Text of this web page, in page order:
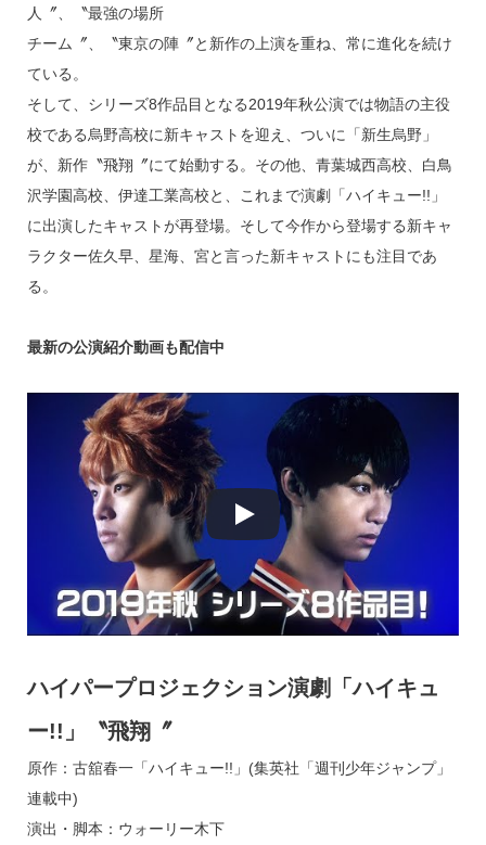
人〞、〝最強の場所
チーム〞、〝東京の陣〞と新作の上演を重ね、常に進化を続け
ている。
そして、シリーズ8作品目となる2019年秋公演では物語の主役
校である烏野高校に新キャストを迎え、ついに「新生烏野」
が、新作〝飛翔〞にて始動する。その他、青葉城西高校、白鳥
沢学園高校、伊達工業高校と、これまで演劇「ハイキュー!!」
に出演したキャストが再登場。そして今作から登場する新キャ
ラクター佐久早、星海、宮と言った新キャストにも注目であ
る。
最新の公演紹介動画も配信中
ハイパープロジェクション演劇「ハイキュ
ー!!」〝飛翔〞
原作：古舘春一「ハイキュー!!」(集英社「週刊少年ジャンプ」
連載中)
演出・脚本：ウォーリー木下